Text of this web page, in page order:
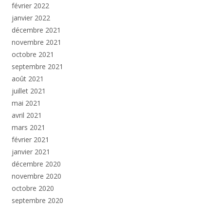
février 2022
janvier 2022
décembre 2021
novembre 2021
octobre 2021
septembre 2021
août 2021
juillet 2021
mai 2021
avril 2021
mars 2021
février 2021
janvier 2021
décembre 2020
novembre 2020
octobre 2020
septembre 2020